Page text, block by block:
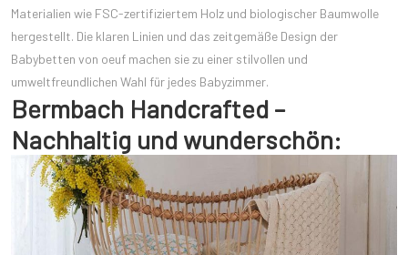
Materialien wie FSC-zertifiziertem Holz und biologischer Baumwolle
hergestellt. Die klaren Linien und das zeitgemäße Design der
Babybetten von oeuf machen sie zu einer stilvollen und
umweltfreundlichen Wahl für jedes Babyzimmer.
Bermbach Handcrafted –
Nachhaltig und wunderschön: